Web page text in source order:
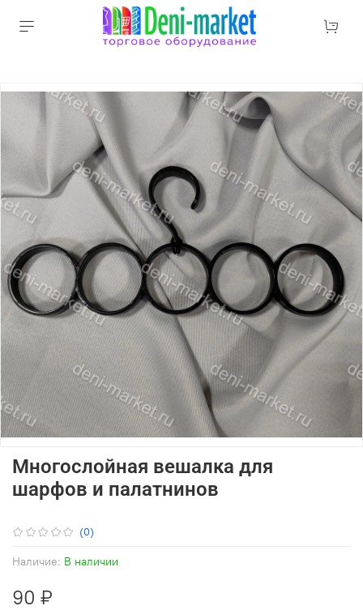
(0)
Наличие: В наличии
Многослойная вешалка для
шарфов и палатнинов
90 ₽